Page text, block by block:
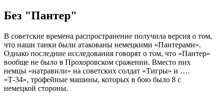
Без "Пантер"
В советские времена распространение получила версия о том,
что наши танки были атакованы немецкими «Пантерами».
Однако последние исследования говорят о том, что «Пантер»
вообще не было в Прохоровском сражении. Вместо них
немцы «натравили» на советских солдат «Тигры» и ….
«Т-34», трофейные машины, которых в бою было 8 с
немецкой стороны.